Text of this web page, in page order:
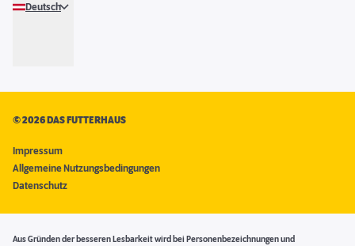
Deutsch
©2026 DAS FUTTERHAUS
Impressum
Allgemeine Nutzungsbedingungen
Datenschutz
Aus Gründen der besseren Lesbarkeit wird bei Personenbezeichnungen und